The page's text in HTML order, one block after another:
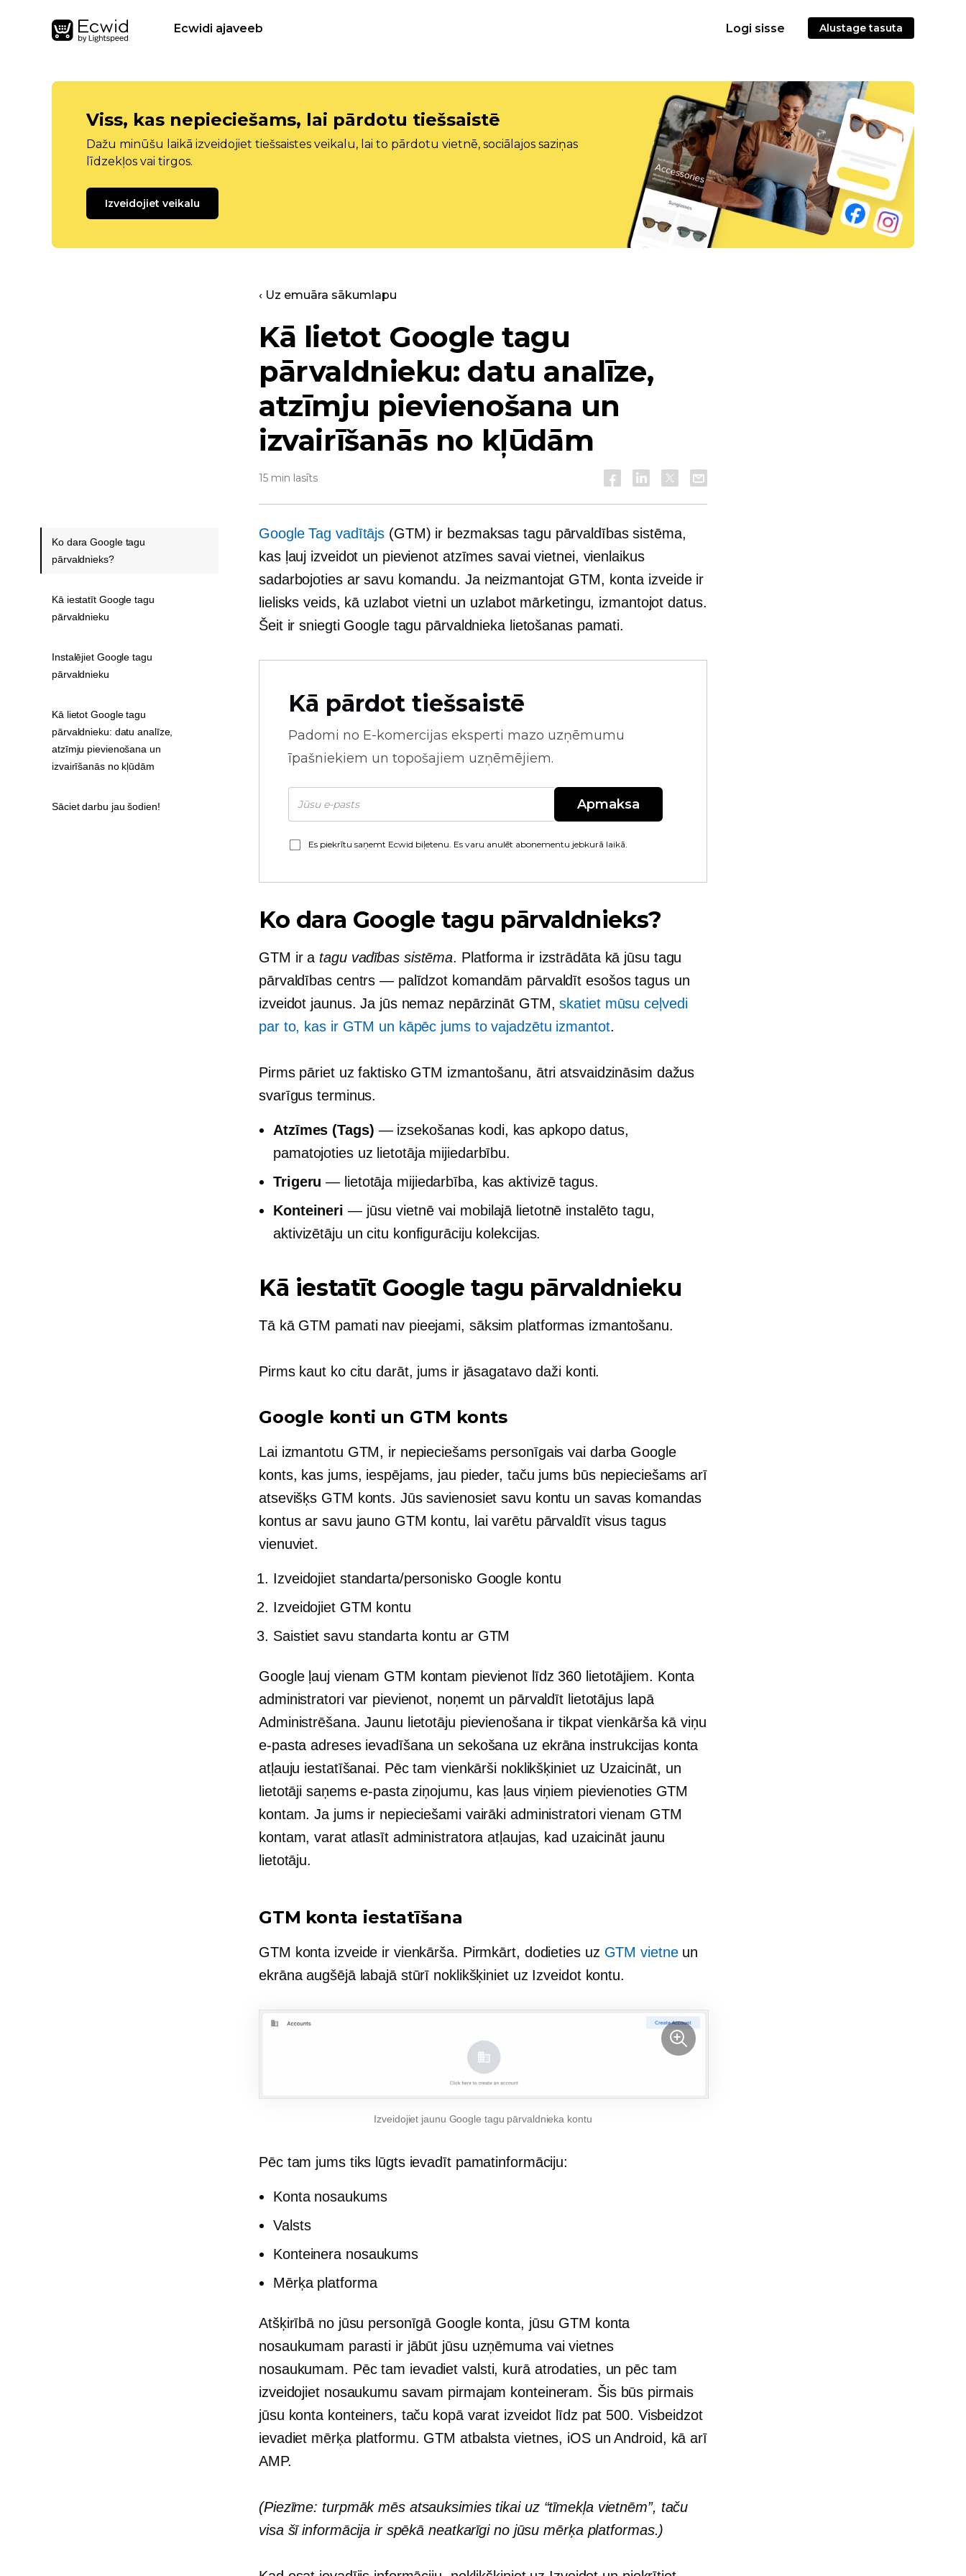
Ecwidi ajaveeb Logi sisse Alustage tasuta
Viss, kas nepieciešams, lai pārdotu tiešsaistē
Dažu minūšu laikā izveidojiet tiešsaistes veikalu, lai to pārdotu vietnē, sociālajos saziņas
līdzekļos vai tirgos.
Izveidojiet veikalu
‹ Uz emuāra sākumlapu
Kā lietot Google tagu
pārvaldnieku: datu analīze,
atzīmju pievienošana un
izvairīšanās no kļūdām
15 min lasīts
Google Tag vadītājs (GTM) ir bezmaksas tagu pārvaldības sistēma,
kas ļauj izveidot un pievienot atzīmes savai vietnei, vienlaikus
sadarbojoties ar savu komandu. Ja neizmantojat GTM, konta izveide ir
lielisks veids, kā uzlabot vietni un uzlabot mārketingu, izmantojot datus.
Šeit ir sniegti Google tagu pārvaldnieka lietošanas pamati.
Kā pārdot tiešsaistē
Padomi no E-komercijas eksperti mazo uzņēmumu
īpašniekiem un topošajiem uzņēmējiem.
Apmaksa
Es piekrītu saņemt Ecwid biļetenu. Es varu anulēt abonementu jebkurā laikā.
Ko dara Google tagu pārvaldnieks?
GTM ir a tagu vadības sistēma. Platforma ir izstrādāta kā jūsu tagu
pārvaldības centrs — palīdzot komandām pārvaldīt esošos tagus un
izveidot jaunus. Ja jūs nemaz nepārzināt GTM,skatiet mūsu ceļvedi
par to, kas ir GTM un kāpēc jums to vajadzētu izmantot.
Pirms pāriet uz faktisko GTM izmantošanu, ātri atsvaidzināsim dažus
svarīgus terminus.
Atzīmes (Tags) — izsekošanas kodi, kas apkopo datus,
pamatojoties uz lietotāja mijiedarbību.
Trigeru — lietotāja mijiedarbība, kas aktivizē tagus.
Konteineri — jūsu vietnē vai mobilajā lietotnē instalēto tagu,
aktivizētāju un citu konfigurāciju kolekcijas.
Kā iestatīt Google tagu pārvaldnieku
Tā kā GTM pamati nav pieejami, sāksim platformas izmantošanu.
Pirms kaut ko citu darāt, jums ir jāsagatavo daži konti.
Google konti un GTM konts
Lai izmantotu GTM, ir nepieciešams personīgais vai darba Google
konts, kas jums, iespējams, jau pieder, taču jums būs nepieciešams arī
atsevišķs GTM konts. Jūs savienosiet savu kontu un savas komandas
kontus ar savu jauno GTM kontu, lai varētu pārvaldīt visus tagus
vienuviet.
Izveidojiet standarta/personisko Google kontu
Izveidojiet GTM kontu
Saistiet savu standarta kontu ar GTM
Google ļauj vienam GTM kontam pievienot līdz 360 lietotājiem. Konta
administratori var pievienot, noņemt un pārvaldīt lietotājus lapā
Administrēšana. Jaunu lietotāju pievienošana ir tikpat vienkārša kā viņu
e-pasta adreses ievadīšana un sekošana uz ekrāna instrukcijas konta
atļauju iestatīšanai. Pēc tam vienkārši noklikšķiniet uz Uzaicināt, un
lietotāji saņems e-pasta ziņojumu, kas ļaus viņiem pievienoties GTM
kontam. Ja jums ir nepieciešami vairāki administratori vienam GTM
kontam, varat atlasīt administratora atļaujas, kad uzaicināt jaunu
lietotāju.
GTM konta iestatīšana
GTM konta izveide ir vienkārša. Pirmkārt, dodieties uz GTM vietneun
ekrāna augšējā labajā stūrī noklikšķiniet uz Izveidot kontu.
Izveidojiet jaunu Google tagu pārvaldnieka kontu
Pēc tam jums tiks lūgts ievadīt pamatinformāciju:
Konta nosaukums
Valsts
Konteinera nosaukums
Mērķa platforma
Atšķirībā no jūsu personīgā Google konta, jūsu GTM konta
nosaukumam parasti ir jābūt jūsu uzņēmuma vai vietnes
nosaukumam. Pēc tam ievadiet valsti, kurā atrodaties, un pēc tam
izveidojiet nosaukumu savam pirmajam konteineram. Šis būs pirmais
jūsu konta konteiners, taču kopā varat izveidot līdz pat 500. Visbeidzot
ievadiet mērķa platformu. GTM atbalsta vietnes, iOS un Android, kā arī
AMP.
(Piezīme: turpmāk mēs atsauksimies tikai uz “tīmekļa vietnēm”, taču
visa šī informācija ir spēkā neatkarīgi no jūsu mērķa platformas.)
Ko dara Google tagu
pārvaldnieks?
Kā iestatīt Google tagu
pārvaldnieku
Instalējiet Google tagu
pārvaldnieku
Kā lietot Google tagu
pārvaldnieku: datu analīze,
atzīmju pievienošana un
izvairīšanās no kļūdām
Sāciet darbu jau šodien!